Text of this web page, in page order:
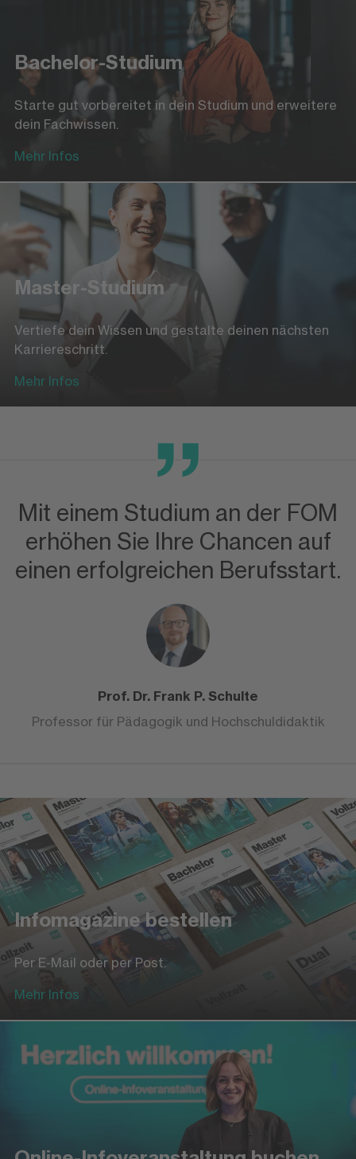
Bachelor-Studium
Starte gut vorbereitet in dein Studium und erweitere
dein Fachwissen.
Mehr Infos
Master-Studium
Vertiefe dein Wissen und gestalte deinen nächsten
Karriereschritt.
Mehr Infos
Mit einem Studium an der FOM
erhöhen Sie Ihre Chancen auf
einen erfolgreichen Berufsstart.
Prof. Dr. Frank P. Schulte
Professor für Pädagogik und Hochschuldidaktik
Infomagazine bestellen
Per E-Mail oder per Post.
Mehr Infos